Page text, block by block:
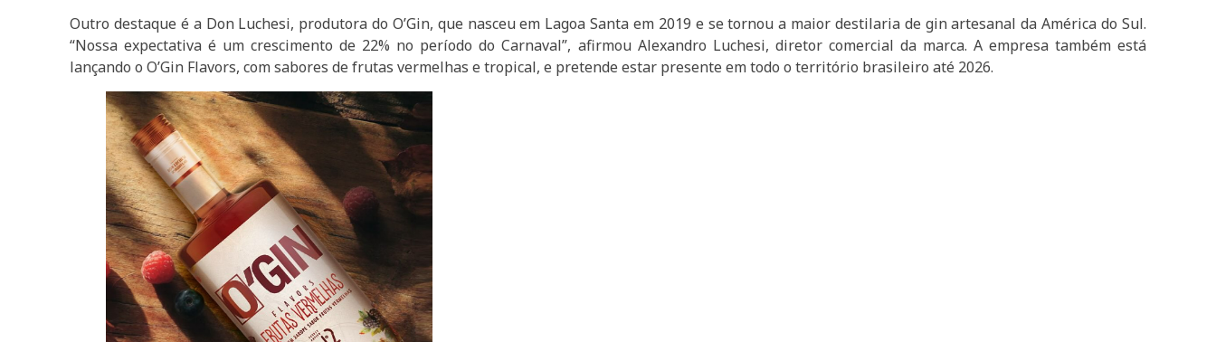
Outro destaque é a Don Luchesi, produtora do O’Gin, que nasceu em Lagoa Santa em 2019 e se tornou a maior destilaria de gin artesanal da América do Sul.
“Nossa expectativa é um crescimento de 22% no período do Carnaval”, afirmou Alexandro Luchesi, diretor comercial da marca. A empresa também está
lançando o O’Gin Flavors, com sabores de frutas vermelhas e tropical, e pretende estar presente em todo o território brasileiro até 2026.